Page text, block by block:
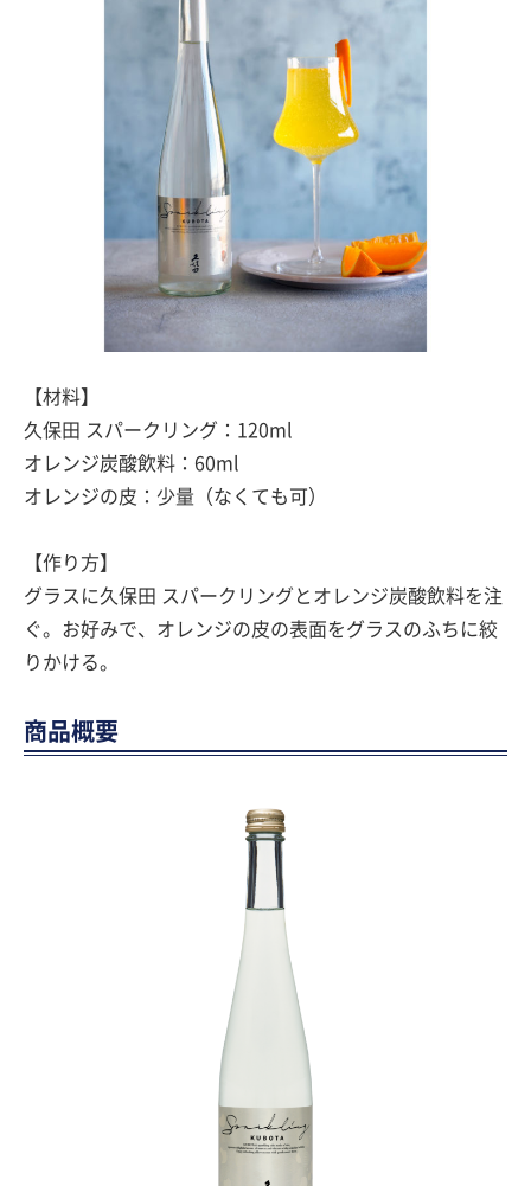
【材料】
久保田 スパークリング：120ml
オレンジ炭酸飲料：60ml
オレンジの皮：少量（なくても可）
【作り方】
グラスに久保田 スパークリングとオレンジ炭酸飲料を注
ぐ。お好みで、オレンジの皮の表面をグラスのふちに絞
りかける。
商品概要